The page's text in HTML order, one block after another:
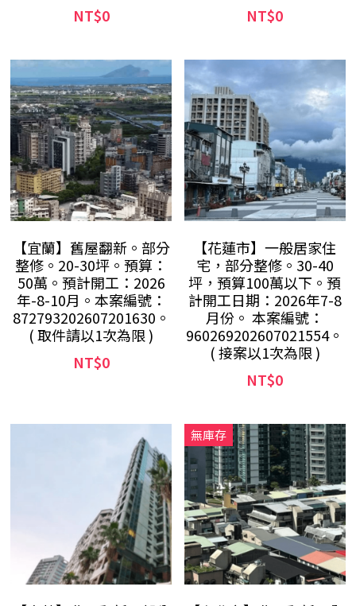
NT$0
NT$0
【宜蘭】舊屋翻新。部分
整修。20-30坪。預算：
50萬。預計開工：2026
年-8-10月。本案編號：
872793202607201630。
( 取件請以1次為限 )
NT$0
【花蓮市】一般居家住
宅，部分整修。30-40
坪，預算100萬以下。預
計開工日期：2026年7-8
月份。 本案編號：
960269202607021554。
( 接案以1次為限 )
NT$0
無庫存